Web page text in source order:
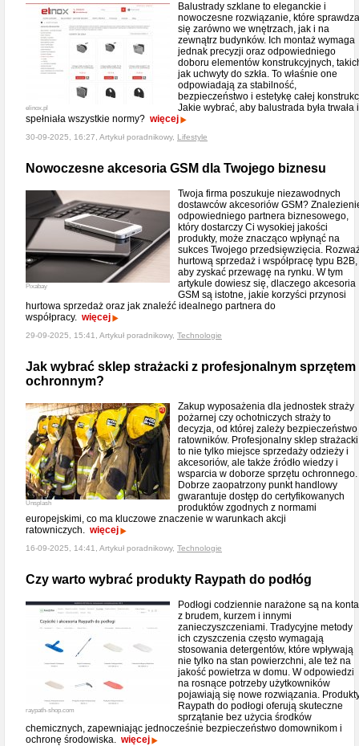
elinox.pl
Balustrady szklane to eleganckie i
nowoczesne rozwiązanie, które sprawdza
się zarówno we wnętrzach, jak i na
zewnątrz budynków. Ich montaż wymaga
jednak precyzji oraz odpowiedniego
doboru elementów konstrukcyjnych,
jak uchwyty do szkła. To właśnie one
odpowiadają za stabilność,
bezpieczeństwo i estetykę całej
Jakie wybrać, aby balustrada była trwała i
spełniała wszystkie normy? więcej
30-09-2025, 16:27, Artykuł poradnikowy, Lifestyle
Nowoczesne akcesoria GSM dla Twojego biznesu
Pixabay
Twoja firma poszukuje niezawodnych
dostawców akcesoriów GSM?
odpowiedniego partnera biznesowego,
który dostarczy Ci wysokiej jakości
produkty, może znacząco wpłynąć na
sukces Twojego przedsięwzięcia.
hurtową sprzedaż i współpracę typu B2B,
aby zyskać przewagę na rynku. W tym
artykule dowiesz się, dlaczego akcesoria
GSM są istotne, jakie korzyści przynosi
hurtowa sprzedaż oraz jak znaleźć idealnego partnera do
współpracy. więcej
29-09-2025, 15:41, Artykuł poradnikowy, Technologie
Jak wybrać sklep strażacki z profesjonalnym sprzętem
ochronnym?
Unsplash
Zakup wyposażenia dla jednostek straży
pożarnej czy ochotniczych straży to
decyzja, od której zależy bezpieczeństwo
ratowników. Profesjonalny sklep strażacki
to nie tylko miejsce sprzedaży odzieży i
akcesoriów, ale także źródło wiedzy i
wsparcia w doborze sprzętu ochronnego.
Dobrze zaopatrzony punkt handlowy
gwarantuje dostęp do certyfikowanych
produktów zgodnych z normami
europejskimi, co ma kluczowe znaczenie w warunkach akcji
ratowniczych. więcej
16-09-2025, 14:41, Artykuł poradnikowy, Technologie
Czy warto wybrać produkty Raypath do podłóg
raypath-shop.com
Podłogi codziennie narażone są na
z brudem, kurzem i innymi
zanieczyszczeniami. Tradycyjne metody
ich czyszczenia często wymagają
stosowania detergentów, które wpływają
nie tylko na stan powierzchni, ale też na
jakość powietrza w domu. W odpowiedzi
na rosnące potrzeby użytkowników
pojawiają się nowe rozwiązania.
Raypath do podłogi oferują skuteczne
sprzątanie bez użycia środków
chemicznych, zapewniając jednocześnie bezpieczeństwo domownikom i
ochronę środowiska. więcej